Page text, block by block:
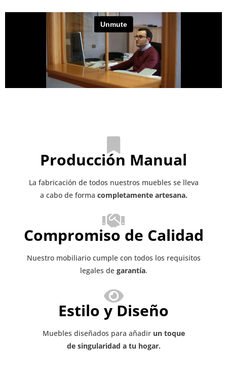
Producción Manual
La fabricación de todos nuestros muebles se lleva
a cabo de forma completamente artesana.
Compromiso de Calidad
Nuestro mobiliario cumple con todos los requisitos
legales de garantía.
Estilo y Diseño
Muebles diseñados para añadir un toque
de singularidad a tu hogar.